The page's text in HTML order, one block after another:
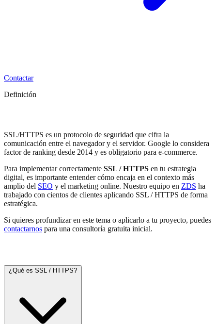
Contactar
Definición
SSL/HTTPS es un protocolo de seguridad que cifra la
comunicación entre el navegador y el servidor. Google lo considera
factor de ranking desde 2014 y es obligatorio para e-commerce.
Para implementar correctamente SSL / HTTPS en tu estrategia
digital, es importante entender cómo encaja en el contexto más
amplio del SEO y el marketing online. Nuestro equipo en ZDS ha
trabajado con cientos de clientes aplicando SSL / HTTPS de forma
estratégica.
Si quieres profundizar en este tema o aplicarlo a tu proyecto, puedes
contactarnos para una consultoría gratuita inicial.
¿Qué es SSL / HTTPS?